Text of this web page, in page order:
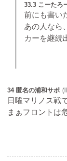
33.3 こーたろ
前にも書い
あの人なら
カーを継続
34 匿名の浦和サポ
日曜マリノス戦
まぁフロントは